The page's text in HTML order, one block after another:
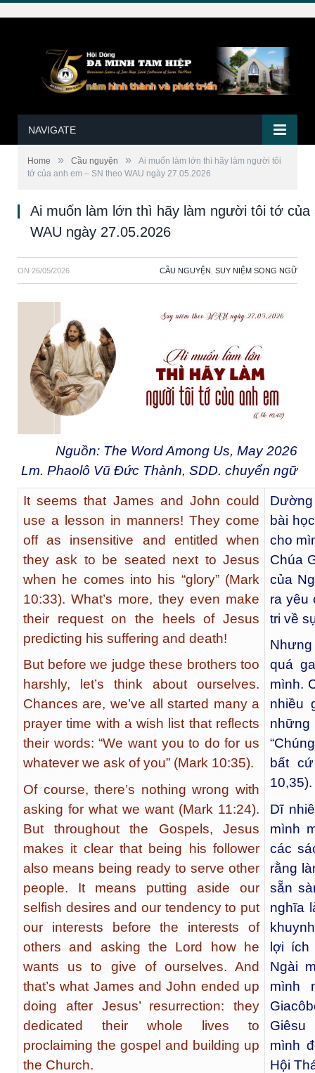
NAVIGATE
Home » Cầu nguyện »
Ai muốn làm lớn thì hãy làm người tôi
tớ của anh em – SN theo WAU ngày 27.05.2026
Ai muốn làm lớn thì hãy làm người tôi tớ của
WAU ngày 27.05.2026
ON 26/05/2026 CẦU NGUYỆN SUY NIỆM SONG NGỮ
Nguồn: The Word Among Us, May 2026
Lm. Phaolô Vũ Đức Thành, SDD. chuyển ngữ
It seems that James and John could
use a lesson in manners! They come
off as insensitive and entitled when
they ask to be seated next to Jesus
when he comes into his “glory” (Mark
10:33). What’s more, they even make
their request on the heels of Jesus
predicting his suffering and death!
But before we judge these brothers too
harshly, let’s think about ourselves.
Chances are, we’ve all started many a
prayer time with a wish list that reflects
their words: “We want you to do for us
whatever we ask of you” (Mark 10:35).
Of course, there’s nothing wrong with
asking for what we want (Mark 11:24).
But throughout the Gospels, Jesus
makes it clear that being his follower
also means being ready to serve other
people. It means putting aside our
selfish desires and our tendency to put
our interests before the interests of
others and asking the Lord how he
wants us to give of ourselves. And
that’s what James and John ended up
doing after Jesus’ resurrection: they
dedicated their whole lives to
proclaiming the gospel and building up
the Church.
bài
cho
Chúa
của
ra yêu
tri về
quá
mình.
nhiều
bất
10,35).
Dĩ
mình
các
rằng
sẵn
nghĩa
lợi ích
Ngài
mình
Giêsu
mình
Hội